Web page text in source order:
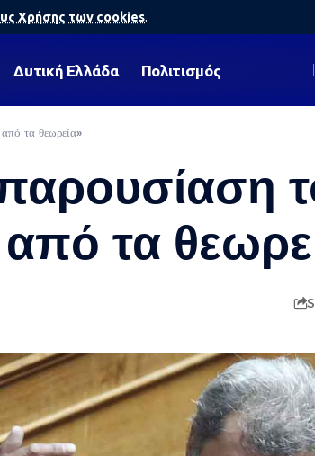
Χρήσης των cookies.
Δυτική Ελλάδα Πολιτισμός
τα θεωρεία»
τα